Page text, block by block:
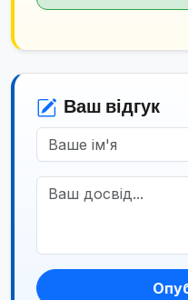
Ваш відгук